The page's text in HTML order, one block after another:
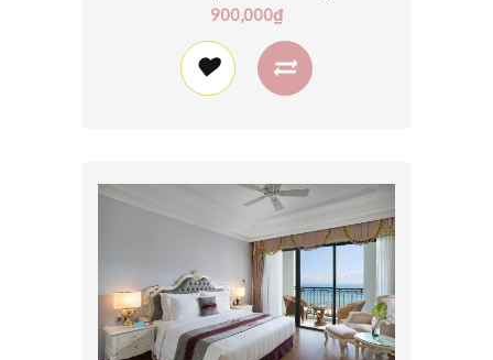
900,000₫